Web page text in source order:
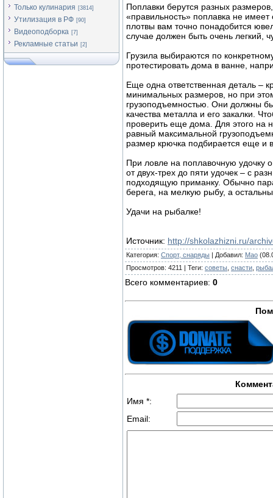
Только кулинария [3814]
Утилизация в РФ [90]
Видеоподборка [7]
Рекламные статьи [2]
Поплавки берутся разных
«правильность» поплавка не
плотвы вам точно понадобится
случае должен быть очень легкий,
Грузила выбираются по
протестировать дома в ванне,
Еще одна ответственная деталь –
минимальных размеров, но при
грузоподъемностью. Они должны
качества металла и его закалки.
проверить еще дома. Для этого на
равный максимальной
размер крючка подбирается еще и
При ловле на поплавочную удочку
от двух-трех до пяти удочек – с
подходящую приманку. Обычно
берега, на мелкую рыбу, а
Удачи на рыбалке!
Источник: http://shkolazhizni.ru/
Категория: Спорт, снаряды | Добавил: Mao
Просмотров: 4211 | Теги: советы снасти
Всего комментариев: 0
Имя *:
Email: